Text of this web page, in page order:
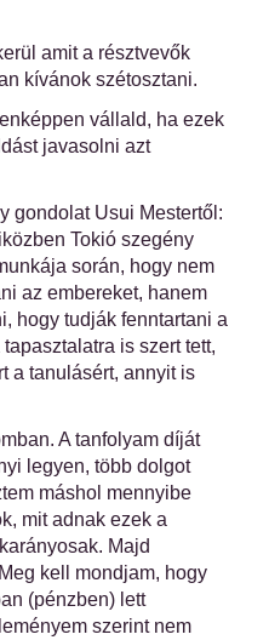
amit a résztvevők
kívánok szétosztani.
vállald, ha ezek
javasolni azt
gondolat Usui Mestertől:
Tokió szegény
során, hogy nem
az embereket, hanem
hogy tudják fenntartani a
is szert tett,
a tanulásért, annyit is
A tanfolyam díját
legyen, több dolgot
máshol mennyibe
mit adnak ezek a
Majd
kell mondjam, hogy
(pénzben) lett
szerint nem